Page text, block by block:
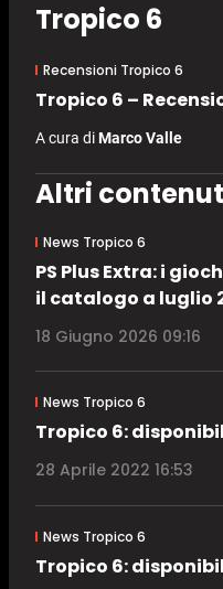
Tropico 6
Recensioni Tropico 6
Tropico 6 –
A cura diMarco Valle
Altri
News Tropico 6
PS Plus Extra: i
il catalogo a luglio
18 Giugno 2026 09:16
News Tropico 6
Tropico 6:
28 Aprile 2022 16:53
News Tropico 6
Tropico 6: